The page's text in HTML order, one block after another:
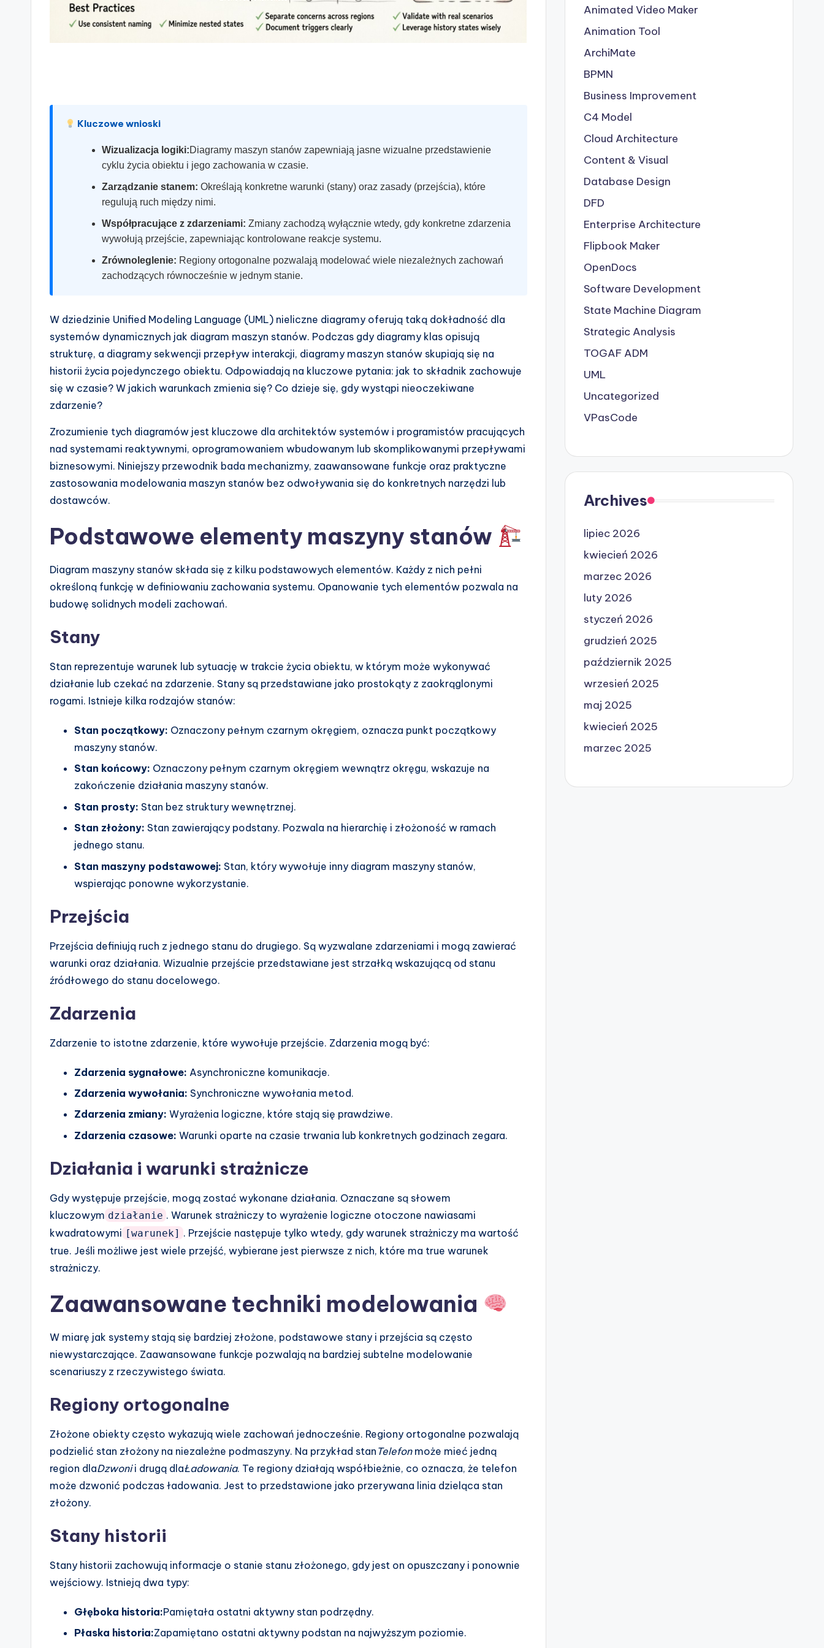
&
tr
Kluczowe wnioski
Wizualizacja logiki:Diagramy maszyn stanów zapewniają jasne wizualne przedstawienie
cyklu życia obiektu i jego zachowania w czasie.
Zarządzanie stanem: Określają konkretne warunki (stany) oraz zasady (przejścia), które
regulują ruch między nimi.
Współpracujące z zdarzeniami: Zmiany zachodzą wyłącznie wtedy, gdy konkretne zdarzenia
wywołują przejście, zapewniając kontrolowane reakcje systemu.
Zrównoleglenie: Regiony ortogonalne pozwalają modelować wiele niezależnych zachowań
zachodzących równocześnie w jednym stanie.
W dziedzinie Unified Modeling Language (UML) nieliczne diagramy oferują taką dokładność dla
systemów dynamicznych jak diagram maszyn stanów. Podczas gdy diagramy klas opisują
strukturę, a diagramy sekwencji przepływ interakcji, diagramy maszyn stanów skupiają się na
historii życia pojedynczego obiektu. Odpowiadają na kluczowe pytania: jak to składnik zachowuje
się w czasie? W jakich warunkach zmienia się? Co dzieje się, gdy wystąpi nieoczekiwane
zdarzenie?
Zrozumienie tych diagramów jest kluczowe dla architektów systemów i programistów pracujących
nad systemami reaktywnymi, oprogramowaniem wbudowanym lub skomplikowanymi przepływami
biznesowymi. Niniejszy przewodnik bada mechanizmy, zaawansowane funkcje oraz praktyczne
zastosowania modelowania maszyn stanów bez odwoływania się do konkretnych narzędzi lub
dostawców.
Podstawowe elementy maszyny stanów
Diagram maszyny stanów składa się z kilku podstawowych elementów. Każdy z nich pełni
określoną funkcję w definiowaniu zachowania systemu. Opanowanie tych elementów pozwala na
budowę solidnych modeli zachowań.
Stany
Stan reprezentuje warunek lub sytuację w trakcie życia obiektu, w którym może wykonywać
działanie lub czekać na zdarzenie. Stany są przedstawiane jako prostokąty z zaokrąglonymi
rogami. Istnieje kilka rodzajów stanów:
Stan początkowy: Oznaczony pełnym czarnym okręgiem, oznacza punkt początkowy
maszyny stanów.
Stan końcowy: Oznaczony pełnym czarnym okręgiem wewnątrz okręgu, wskazuje na
zakończenie działania maszyny stanów.
Stan prosty: Stan bez struktury wewnętrznej.
Stan złożony: Stan zawierający podstany. Pozwala na hierarchię i złożoność w ramach
jednego stanu.
Stan maszyny podstawowej: Stan, który wywołuje inny diagram maszyny stanów,
wspierając ponowne wykorzystanie.
Przejścia
Przejścia definiują ruch z jednego stanu do drugiego. Są wyzwalane zdarzeniami i mogą zawierać
warunki oraz działania. Wizualnie przejście przedstawiane jest strzałką wskazującą od stanu
źródłowego do stanu docelowego.
Zdarzenia
Zdarzenie to istotne zdarzenie, które wywołuje przejście. Zdarzenia mogą być:
Zdarzenia sygnałowe: Asynchroniczne komunikacje.
Zdarzenia wywołania: Synchroniczne wywołania metod.
Zdarzenia zmiany: Wyrażenia logiczne, które stają się prawdziwe.
Zdarzenia czasowe: Warunki oparte na czasie trwania lub konkretnych godzinach zegara.
Działania i warunki strażnicze
Gdy występuje przejście, mogą zostać wykonane działania. Oznaczane są słowem
kluczowym działanie . Warunek strażniczy to wyrażenie logiczne otoczone nawiasami
kwadratowymi [warunek] . Przejście następuje tylko wtedy, gdy warunek strażniczy ma wartość
true. Jeśli możliwe jest wiele przejść, wybierane jest pierwsze z nich, które ma true warunek
strażniczy.
Zaawansowane techniki modelowania
W miarę jak systemy stają się bardziej złożone, podstawowe stany i przejścia są często
niewystarczające. Zaawansowane funkcje pozwalają na bardziej subtelne modelowanie
scenariuszy z rzeczywistego świata.
Regiony ortogonalne
Złożone obiekty często wykazują wiele zachowań jednocześnie. Regiony ortogonalne pozwalają
podzielić stan złożony na niezależne podmaszyny. Na przykład stan Telefonmoże mieć jedną
region dlaDzwonii drugą dlaŁadowania. Te regiony działają współbieżnie, co oznacza, że telefon
może dzwonić podczas ładowania. Jest to przedstawione jako przerywana linia dzieląca stan
złożony.
Stany historii
Stany historii zachowują informacje o stanie stanu złożonego, gdy jest on opuszczany i ponownie
wejściowy. Istnieją dwa typy:
Głęboka historia:Pamiętała ostatni aktywny stan podrzędny.
Płaska historia:Zapamiętano ostatni aktywny podstan na najwyższym poziomie.
Animated Video Maker
Animation Tool
ArchiMate
BPMN
Business Improvement
C4 Model
Cloud Architecture
Content & Visual
Database Design
DFD
Enterprise Architecture
Flipbook Maker
OpenDocs
Software Development
State Machine Diagram
Strategic Analysis
TOGAF ADM
UML
Uncategorized
VPasCode
Archives
lipiec 2026
kwiecień 2026
marzec 2026
luty 2026
styczeń 2026
grudzień 2025
październik 2025
wrzesień 2025
maj 2025
kwiecień 2025
marzec 2025